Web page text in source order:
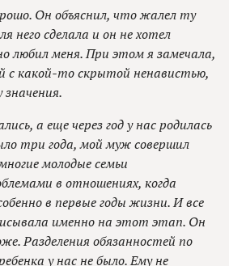
Он объяснил, что жалел ту
него сделала и он не хотел
любил меня. При этом я замечала,
с какой-то скрытой ненавистью,
а еще через год у нас родилась
три года, мой муж совершил
молодые семьи
в отношениях, когда
в первые годы жизни. И все
именно на этот этап. Он
Разделения обязанностей по
у нас не было. Ему не